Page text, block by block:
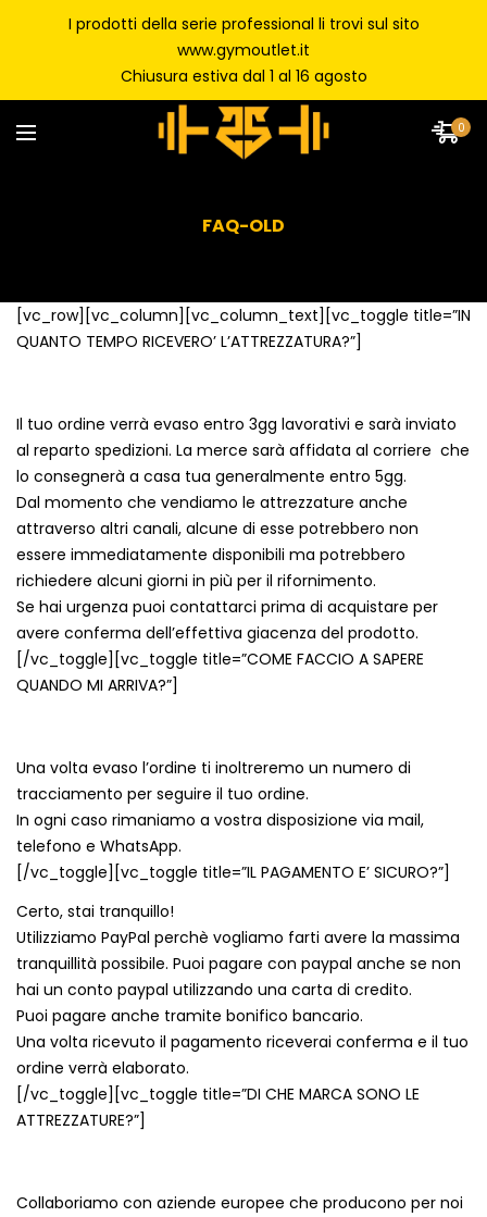
I prodotti della serie professional li trovi sul sito
www.gymoutlet.it
Chiusura estiva dal 1 al 16 agosto
0
FAQ-OLD
[vc_row][vc_column][vc_column_text][vc_toggle title=”IN
QUANTO TEMPO RICEVERO’ L’ATTREZZATURA?”]
Il tuo ordine verrà evaso entro 3gg lavorativi e sarà inviato
al reparto spedizioni. La merce sarà affidata al corriere che
lo consegnerà a casa tua generalmente entro 5gg.
Dal momento che vendiamo le attrezzature anche
attraverso altri canali, alcune di esse potrebbero non
essere immediatamente disponibili ma potrebbero
richiedere alcuni giorni in più per il rifornimento.
Se hai urgenza puoi contattarci prima di acquistare per
avere conferma dell’effettiva giacenza del prodotto.
[/vc_toggle][vc_toggle title=”COME FACCIO A SAPERE
QUANDO MI ARRIVA?”]
Una volta evaso l’ordine ti inoltreremo un numero di
tracciamento per seguire il tuo ordine.
In ogni caso rimaniamo a vostra disposizione via mail,
telefono e WhatsApp.
[/vc_toggle][vc_toggle title=”IL PAGAMENTO E’ SICURO?”]
Certo, stai tranquillo!
Utilizziamo PayPal perchè vogliamo farti avere la massima
tranquillità possibile. Puoi pagare con paypal anche se non
hai un conto paypal utilizzando una carta di credito.
Puoi pagare anche tramite bonifico bancario.
Una volta ricevuto il pagamento riceverai conferma e il tuo
ordine verrà elaborato.
[/vc_toggle][vc_toggle title=”DI CHE MARCA SONO LE
ATTREZZATURE?”]
Collaboriamo con aziende europee che producono per noi